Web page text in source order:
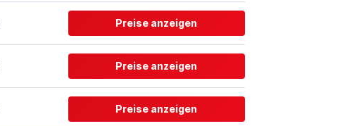
Preise anzeigen
Preise anzeigen
Preise anzeigen